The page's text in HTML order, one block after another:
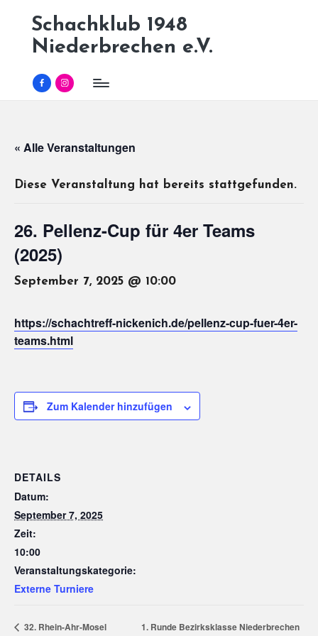
Schachklub 1948
Niederbrechen e.V.
Facebook
Instagram
« Alle Veranstaltungen
Diese Veranstaltung hat bereits stattgefunden.
26. Pellenz-Cup für 4er Teams
(2025)
September 7, 2025 @ 10:00
https://schachtreff-nickenich.de/pellenz-cup-fuer-4er-
teams.html
Zum Kalender hinzufügen
DETAILS
Datum:
September 7, 2025
Zeit:
10:00
Veranstaltungskategorie:
Externe Turniere
32. Rhein-Ahr-Mosel
1. Runde Bezirksklasse Niederbrechen